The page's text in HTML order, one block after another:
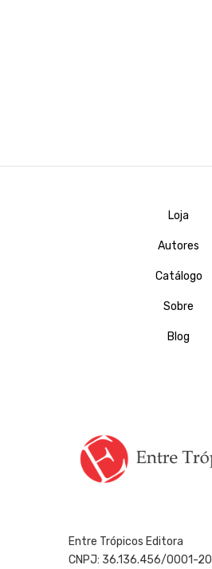
Loja
Autores
Catálogo
Sobre
Blog
Entre Trópicos Editora
CNPJ: 36.136.456/0001-20